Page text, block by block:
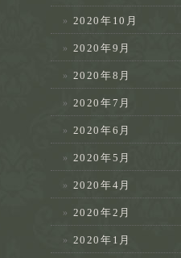
2020年10月
2020年9月
2020年8月
2020年7月
2020年6月
2020年5月
2020年4月
2020年2月
2020年1月